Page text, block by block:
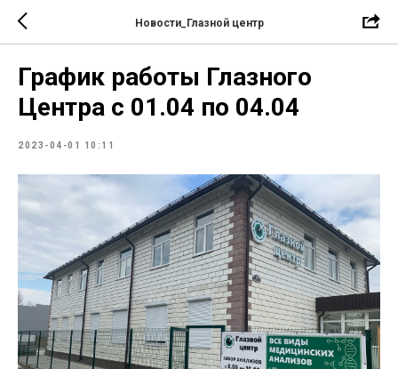
Новости_Глазной центр
График работы Глазного
Центра с 01.04 по 04.04
2023-04-01 10:11